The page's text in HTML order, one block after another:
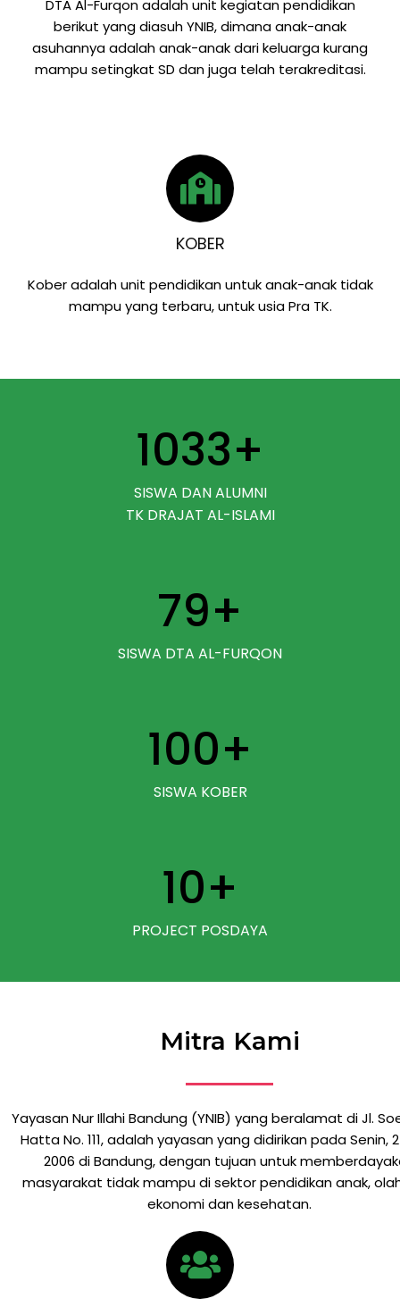
DTA Al-Furqon adalah unit kegiatan pendidikan
berikut yang diasuh YNIB, dimana anak-anak
asuhannya adalah anak-anak dari keluarga kurang
mampu setingkat SD dan juga telah terakreditasi.
KOBER
Kober adalah unit pendidikan untuk anak-anak tidak
mampu yang terbaru, untuk usia Pra TK.
1033+
SISWA DAN ALUMNI
TK DRAJAT AL-ISLAMI
79+
SISWA DTA AL-FURQON
100+
SISWA KOBER
10+
PROJECT POSDAYA
Mitra Kami
Yayasan Nur Illahi Bandung (YNIB) yang beralamat di Jl.
Hatta No. 111, adalah yayasan yang didirikan pada Senin,
2006 di Bandung, dengan tujuan untuk
masyarakat tidak mampu di sektor pendidikan anak,
ekonomi dan kesehatan.